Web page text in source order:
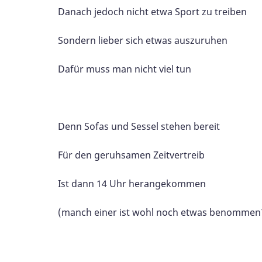
Danach jedoch nicht etwa Sport zu treiben
Sondern lieber sich etwas auszuruhen
Dafür muss man nicht viel tun
Denn Sofas und Sessel stehen bereit
Für den geruhsamen Zeitvertreib
Ist dann 14 Uhr herangekommen
(manch einer ist wohl noch etwas